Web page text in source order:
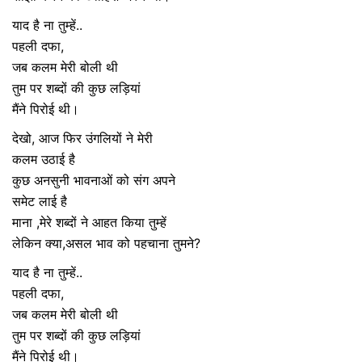
याद है ना तुम्हें..
पहली दफा,
जब कलम मेरी बोली थी
तुम पर शब्दों की कुछ लड़ियां
मैंने पिरोई थी।
देखो, आज फिर उंगलियों ने मेरी
कलम उठाई है
कुछ अनसुनी भावनाओं को संग अपने
समेट लाई है
माना ,मेरे शब्दों ने आहत किया तुम्हें
लेकिन क्या,असल भाव को पहचाना तुमने?
याद है ना तुम्हें..
पहली दफा,
जब कलम मेरी बोली थी
तुम पर शब्दों की कुछ लड़ियां
मैंने पिरोई थी।